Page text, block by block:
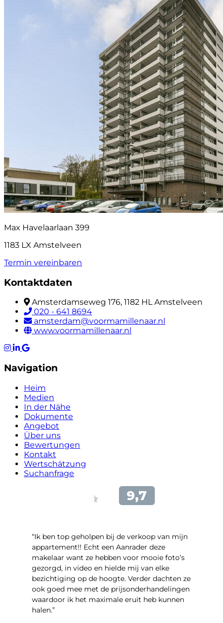
Max Havelaarlaan 399
1183 LX Amstelveen
Termin vereinbaren
Kontaktdaten
Amsterdamseweg 176, 1182 HL Amstelveen
020 - 641 8694
amsterdam@voormamillenaar.nl
www.voormamillenaar.nl
Navigation
Heim
Medien
In der Nähe
Dokumente
Angebot
Über uns
Bewertungen
Kontakt
Wertschätzung
Suchanfrage
“Ik ben top geholpen bij de verkoop van mijn
appartement!! Echt een Aanrader deze
makelaar want ze hebben voor mooie foto’s
gezorgd, in video en hielde mij van elke
bezichtiging op de hoogte. Verder dachten ze
ook goed mee met de prijsonderhandelingen
waardoor ik het maximale eruit heb kunnen
halen.”